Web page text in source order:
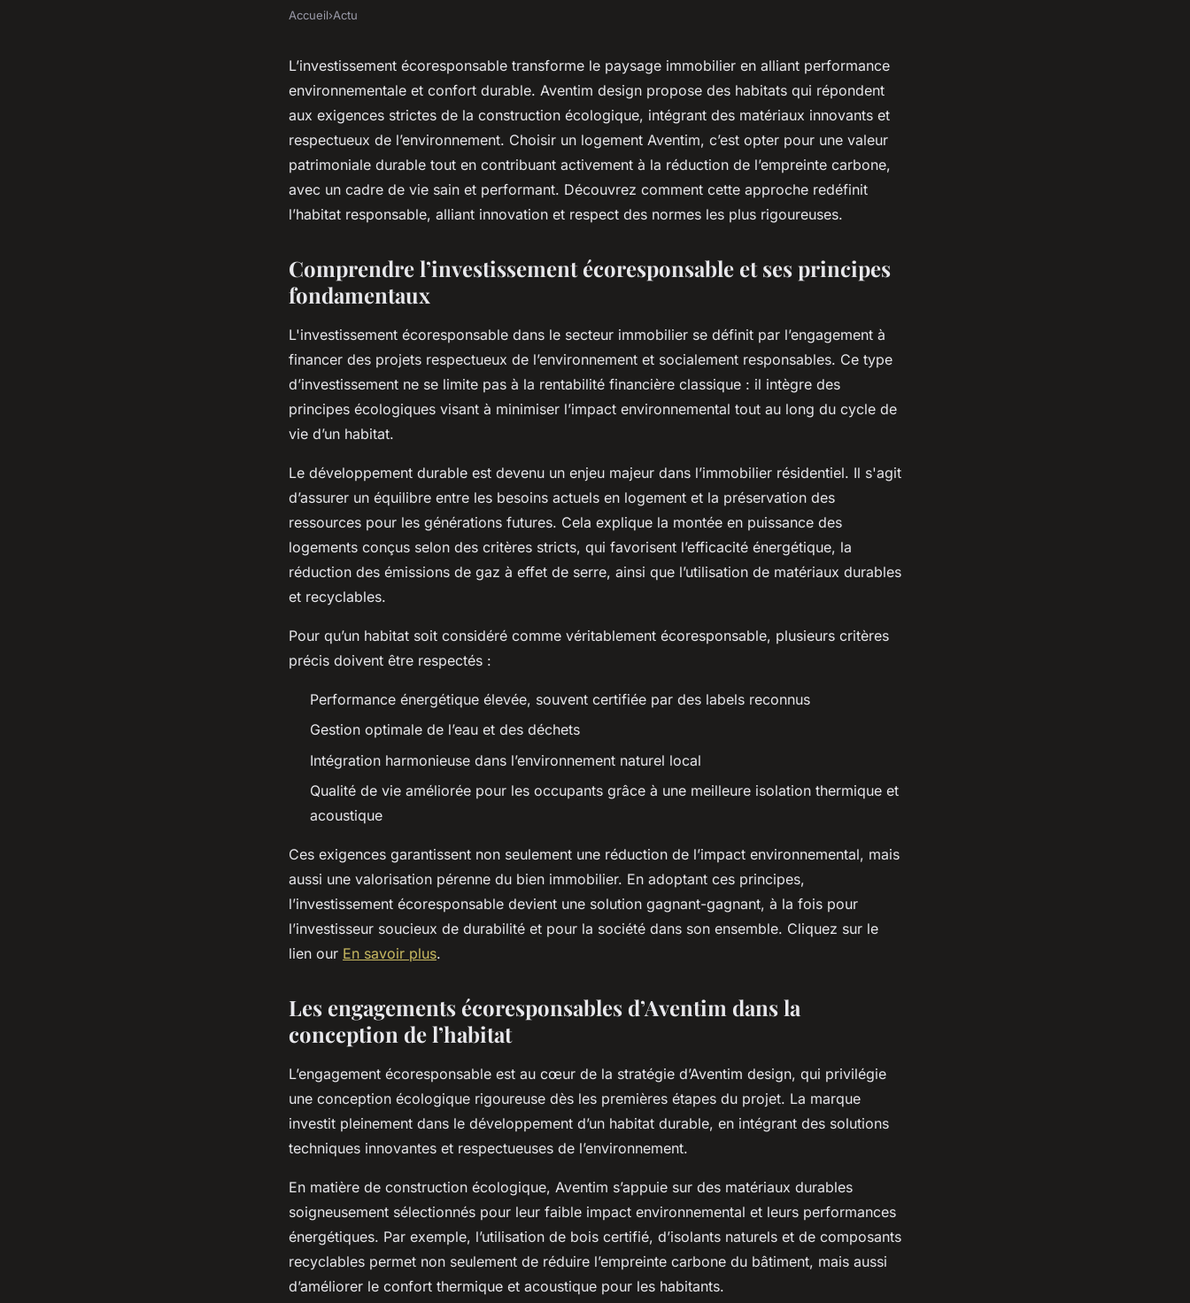
Investissement écoresponsable :
choisissez un habitat aventim design
5 min de lecture
Accueil›Actu
L’investissement écoresponsable transforme le paysage immobilier en alliant performance
environnementale et confort durable. Aventim design propose des habitats qui répondent
aux exigences strictes de la construction écologique, intégrant des matériaux innovants et
respectueux de l’environnement. Choisir un logement Aventim, c’est opter pour une valeur
patrimoniale durable tout en contribuant activement à la réduction de l’empreinte carbone,
avec un cadre de vie sain et performant. Découvrez comment cette approche redéfinit
l’habitat responsable, alliant innovation et respect des normes les plus rigoureuses.
Comprendre l’investissement écoresponsable et ses principes
fondamentaux
L'investissement écoresponsable dans le secteur immobilier se définit par l’engagement à
financer des projets respectueux de l’environnement et socialement responsables. Ce type
d’investissement ne se limite pas à la rentabilité financière classique : il intègre des
principes écologiques visant à minimiser l’impact environnemental tout au long du cycle de
vie d’un habitat.
Le développement durable est devenu un enjeu majeur dans l’immobilier résidentiel. Il s'agit
d’assurer un équilibre entre les besoins actuels en logement et la préservation des
ressources pour les générations futures. Cela explique la montée en puissance des
logements conçus selon des critères stricts, qui favorisent l’efficacité énergétique, la
réduction des émissions de gaz à effet de serre, ainsi que l’utilisation de matériaux durables
et recyclables.
Pour qu’un habitat soit considéré comme véritablement écoresponsable, plusieurs critères
précis doivent être respectés :
Performance énergétique élevée, souvent certifiée par des labels reconnus
Gestion optimale de l’eau et des déchets
Intégration harmonieuse dans l’environnement naturel local
Qualité de vie améliorée pour les occupants grâce à une meilleure isolation thermique et
acoustique
Ces exigences garantissent non seulement une réduction de l’impact environnemental, mais
aussi une valorisation pérenne du bien immobilier. En adoptant ces principes,
l’investissement écoresponsable devient une solution gagnant-gagnant, à la fois pour
l’investisseur soucieux de durabilité et pour la société dans son ensemble. Cliquez sur le
lien our En savoir plus.
Les engagements écoresponsables d’Aventim dans la
conception de l’habitat
L’engagement écoresponsable est au cœur de la stratégie d’Aventim design, qui privilégie
une conception écologique rigoureuse dès les premières étapes du projet. La marque
investit pleinement dans le développement d’un habitat durable, en intégrant des solutions
techniques innovantes et respectueuses de l’environnement.
En matière de construction écologique, Aventim s’appuie sur des matériaux durables
soigneusement sélectionnés pour leur faible impact environnemental et leurs performances
énergétiques. Par exemple, l’utilisation de bois certifié, d’isolants naturels et de composants
recyclables permet non seulement de réduire l’empreinte carbone du bâtiment, mais aussi
d’améliorer le confort thermique et acoustique pour les habitants.